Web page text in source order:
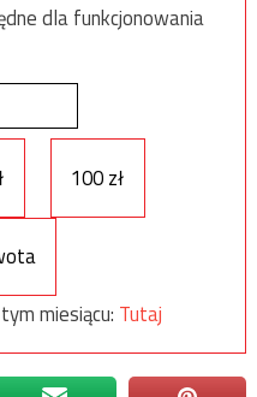
dla funkcjonowania
100 zł
miesiącu: Tutaj